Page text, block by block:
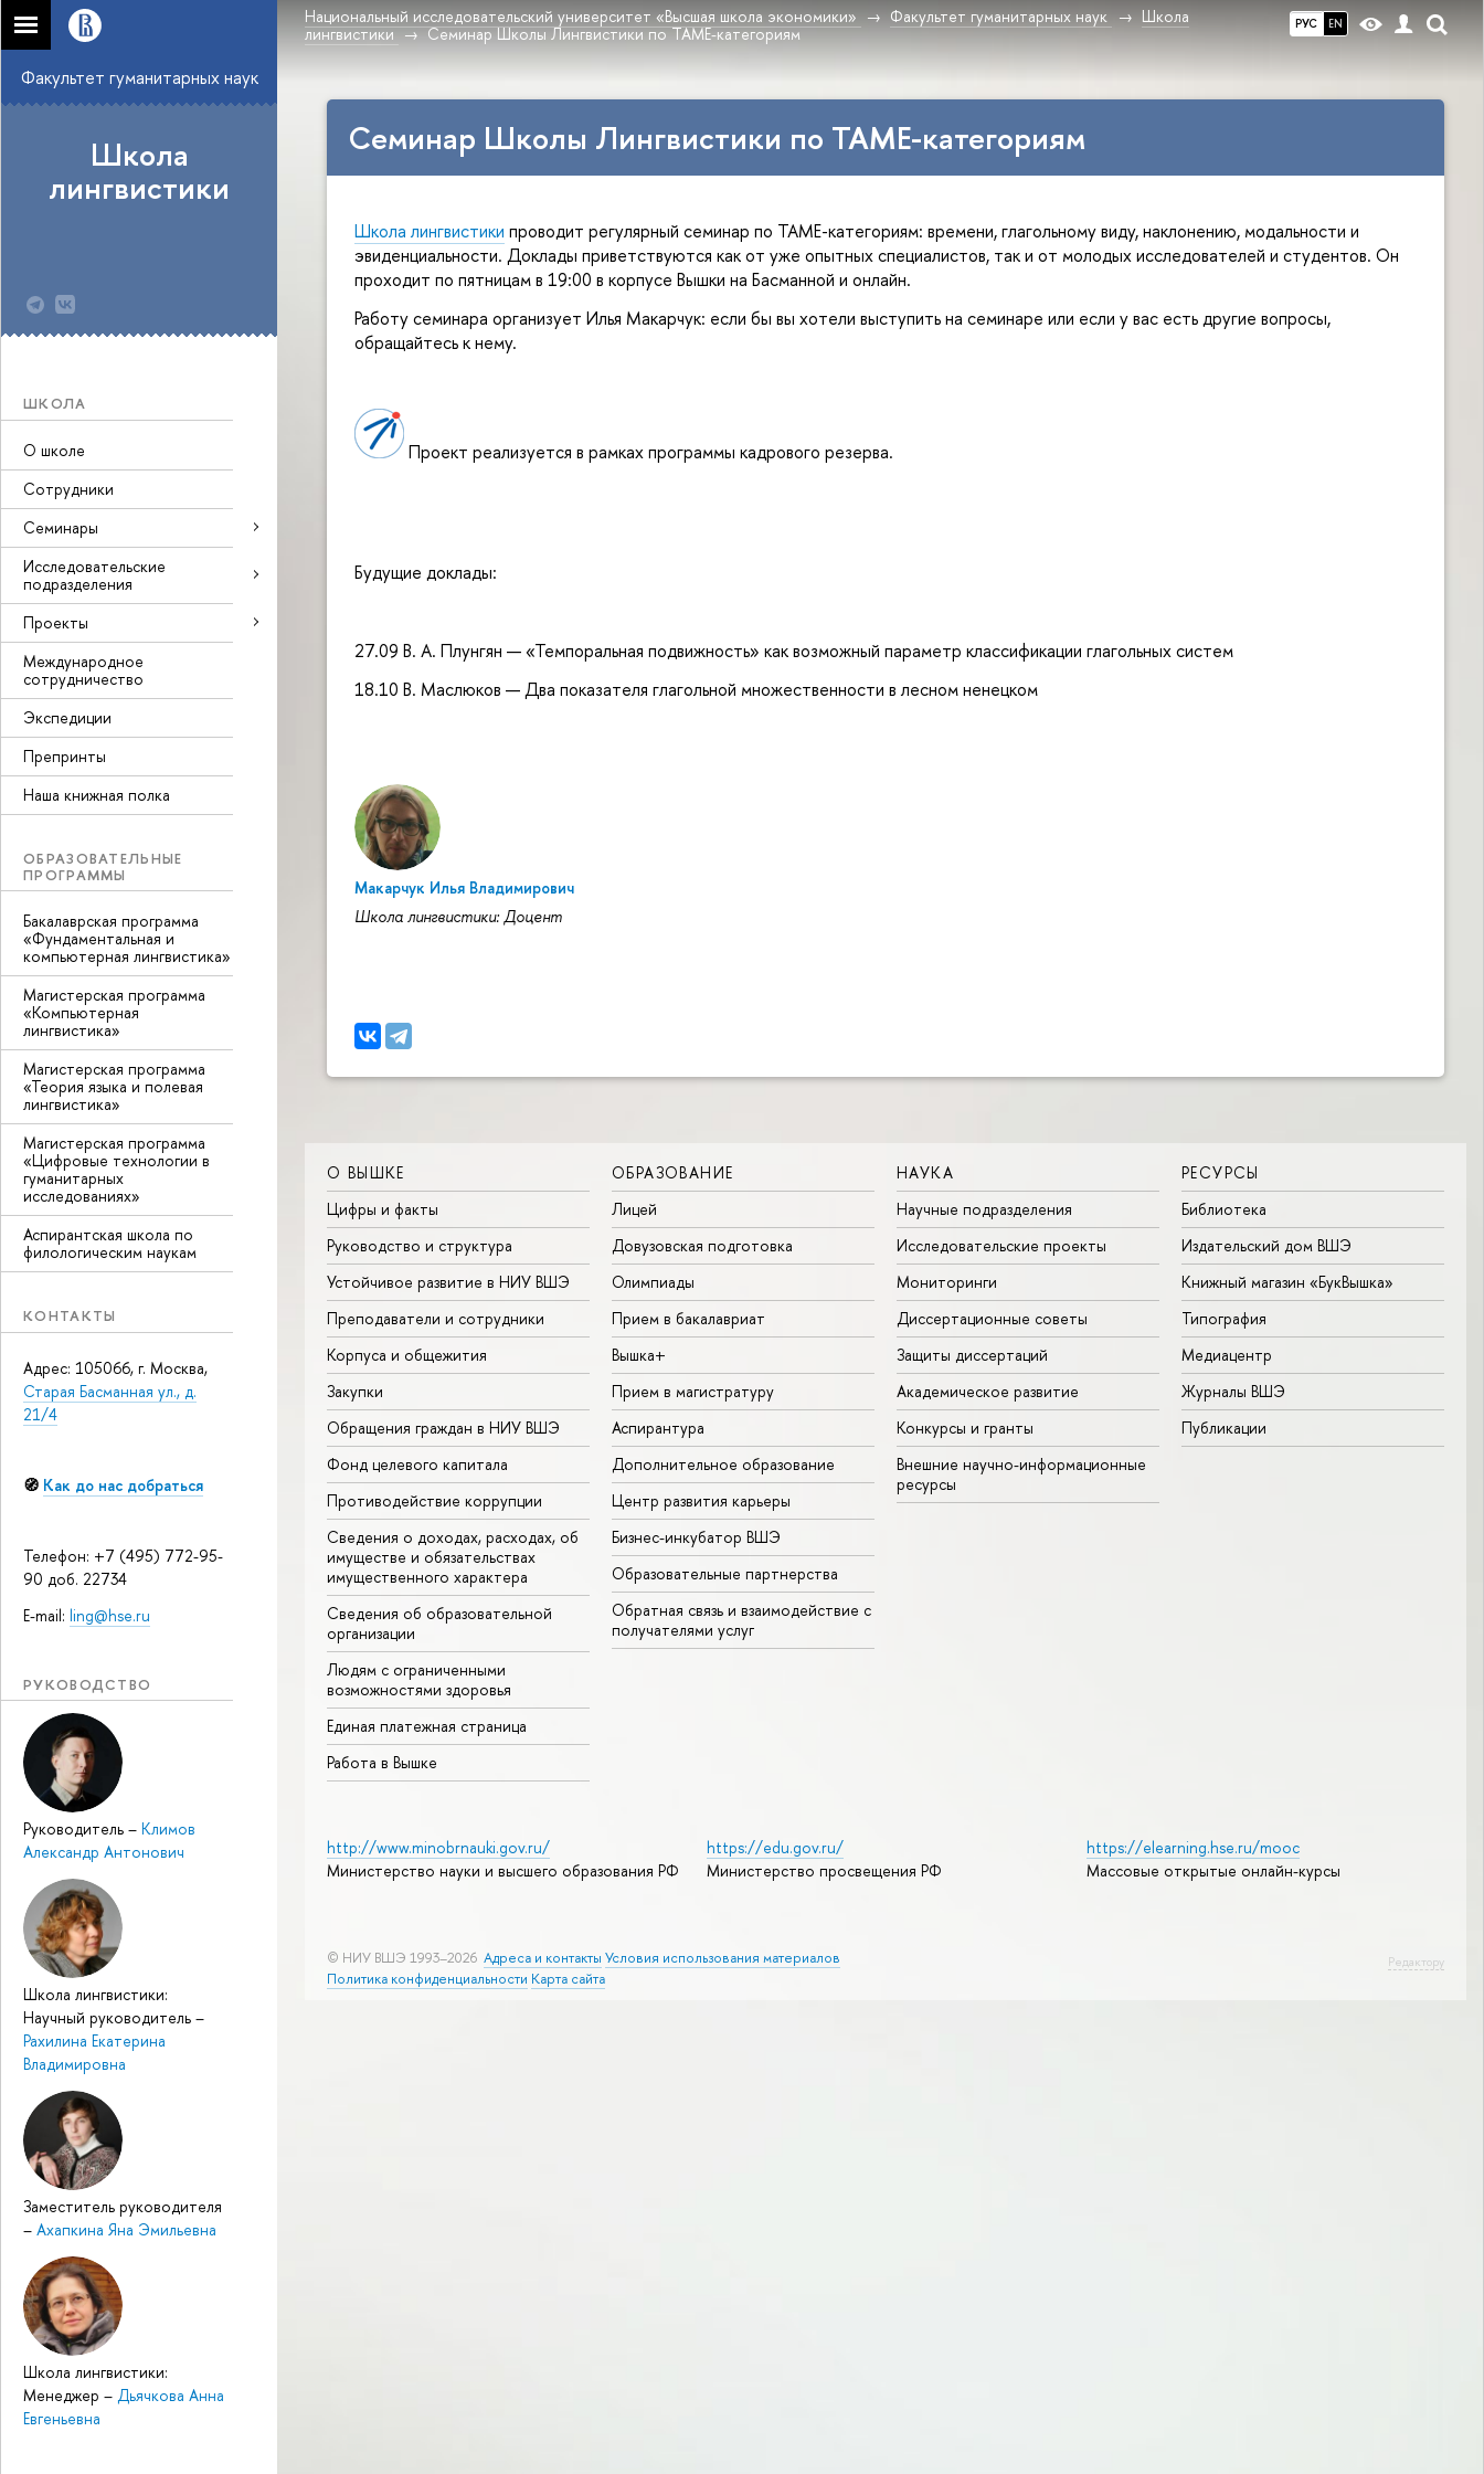
РУС EN
Национальный исследовательский университет «Высшая школа экономики» Факультет гуманитарных наук
Школа
лингвистики
Семинар Школы Лингвистики по TAME-категориям
Факультет гуманитарных наук
Школа
лингвистики
ШКОЛА
О школе
Сотрудники
Семинары
Исследовательские
подразделения
Проекты
Международное
сотрудничество
Экспедиции
Препринты
Наша книжная полка
ОБРАЗОВАТЕЛЬНЫЕ
ПРОГРАММЫ
Бакалаврская программа
«Фундаментальная и
компьютерная лингвистика»
Магистерская программа
«Компьютерная
лингвистика»
Магистерская программа
«Теория языка и полевая
лингвистика»
Магистерская программа
«Цифровые технологии в
гуманитарных
исследованиях»
Аспирантская школа по
филологическим наукам
КОНТАКТЫ
Адрес: 105066, г. Москва,
Старая Басманная ул., д.
21/4
🧭 Как до нас добраться
Телефон: +7 (495) 772-95-
90 доб. 22734
E-mail: ling@hse.ru
РУКОВОДСТВО
Руководитель – Климов
Александр Антонович
Школа лингвистики:
Научный руководитель –
Рахилина Екатерина
Владимировна
Заместитель руководителя
– Ахапкина Яна Эмильевна
Школа лингвистики:
Менеджер – Дьячкова Анна
Евгеньевна
Семинар Школы Лингвистики по TAME-категориям
Школа лингвистики проводит регулярный семинар по TAME-категориям: времени, глагольному виду, наклонению, модальности и
эвиденциальности. Доклады приветствуются как от уже опытных специалистов, так и от молодых исследователей и студентов. Он
проходит по пятницам в 19:00 в корпусе Вышки на Басманной и онлайн.
Работу семинара организует Илья Макарчук: если бы вы хотели выступить на семинаре или если у вас есть другие вопросы,
обращайтесь к нему.
Проект реализуется в рамках программы кадрового резерва.
Будущие доклады:
27.09 В. А. Плунгян — «Темпоральная подвижность» как возможный параметр классификации глагольных систем
18.10 В. Маслюков — Два показателя глагольной множественности в лесном ненецком
Макарчук Илья Владимирович
Школа лингвистики: Доцент
О ВЫШКЕ
Цифры и факты
Руководство и структура
Устойчивое развитие в НИУ ВШЭ
Преподаватели и сотрудники
Корпуса и общежития
Закупки
Обращения граждан в НИУ ВШЭ
Фонд целевого капитала
Противодействие коррупции
Сведения о доходах, расходах, об
имуществе и обязательствах
имущественного характера
Сведения об образовательной
организации
Людям с ограниченными
возможностями здоровья
Единая платежная страница
Работа в Вышке
ОБРАЗОВАНИЕ
Лицей
Довузовская подготовка
Олимпиады
Прием в бакалавриат
Вышка+
Прием в магистратуру
Аспирантура
Дополнительное образование
Центр развития карьеры
Бизнес-инкубатор ВШЭ
Образовательные партнерства
Обратная связь и взаимодействие с
получателями услуг
НАУКА
Научные подразделения
Исследовательские проекты
Мониторинги
Диссертационные советы
Защиты диссертаций
Академическое развитие
Конкурсы и гранты
Внешние научно-информационные
ресурсы
РЕСУРСЫ
Библиотека
Издательский дом ВШЭ
Книжный магазин «БукВышка»
Типография
Медиацентр
Журналы ВШЭ
Публикации
http://www.minobrnauki.gov.ru/
Министерство науки и высшего образования РФ
https://edu.gov.ru/
Министерство просвещения РФ
https://elearning.hse.ru/mooc
Массовые открытые онлайн-курсы
© НИУ ВШЭ 1993–2026 Адреса и контакты Условия использования материалов
Политика конфиденциальности Карта сайта
Редактору